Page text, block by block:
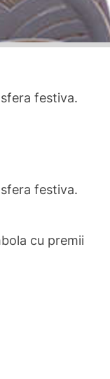
festiva.
festiva.
cu premii